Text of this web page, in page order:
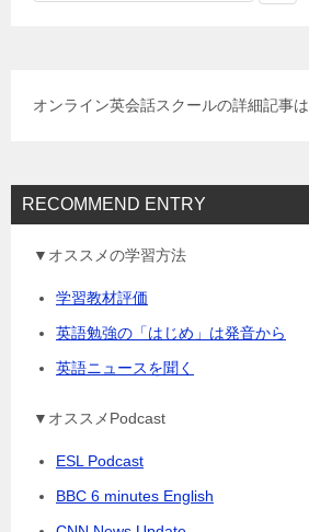
オンライン英会話スクールの詳細記事は
RECOMMEND ENTRY
▼オススメの学習方法
学習教材評価
英語勉強の「はじめ」は発音から
英語ニュースを聞く
▼オススメPodcast
ESL Podcast
BBC 6 minutes English